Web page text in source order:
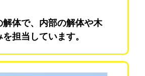
解体で、内部の解体や木
担当しています。